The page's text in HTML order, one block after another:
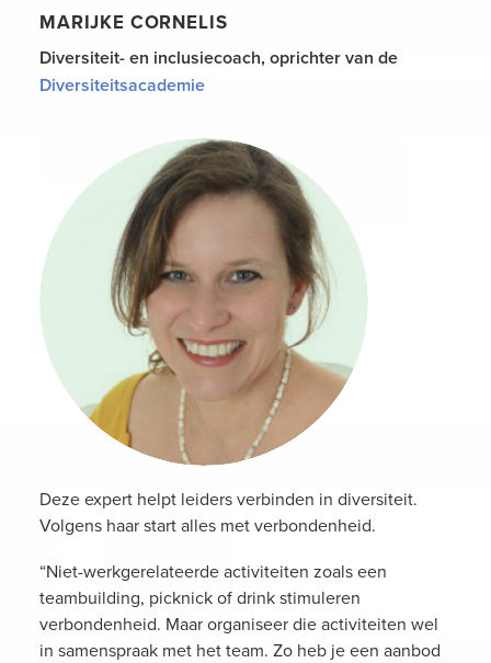
MARIJKE CORNELIS
Diversiteit- en inclusiecoach, oprichter van de
Diversiteitsacademie
Deze expert helpt leiders verbinden in diversiteit.
Volgens haar start alles met verbondenheid.
“Niet-werkgerelateerde activiteiten zoals een
teambuilding, picknick of drink stimuleren
verbondenheid. Maar organiseer die activiteiten wel
in samenspraak met het team. Zo heb je een aanbod